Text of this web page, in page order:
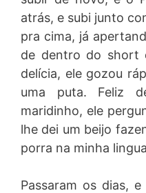
atrás, e subi junto
pra cima, já
de dentro do short
delícia, ele gozou
uma puta. Feliz
maridinho, ele
lhe dei um beijo
porra na minha
Passaram os dias,